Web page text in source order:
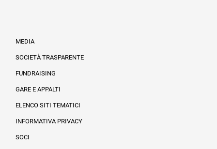
MEDIA
SOCIETÀ TRASPARENTE
FUNDRAISING
GARE E APPALTI
ELENCO SITI TEMATICI
INFORMATIVA PRIVACY
SOCI